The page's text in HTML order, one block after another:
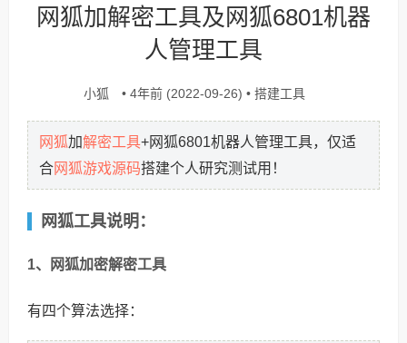
网狐加解密工具及网狐6801机器
人管理工具
小狐 • 4年前 (2022-09-26) • 搭建工具
网狐加解密工具+网狐6801机器人管理工具，仅适
合网狐游戏源码搭建个人研究测试用！
网狐工具说明：
1、网狐加密解密工具
有四个算法选择：